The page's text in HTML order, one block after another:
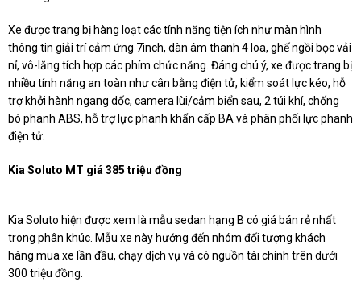
Xe được trang bị hàng loạt các tính năng tiện ích như màn hình
thông tin giải trí cảm ứng 7inch, dàn âm thanh 4 loa, ghế ngồi bọc vải
nỉ, vô-lăng tích hợp các phím chức năng. Đáng chú ý, xe được trang bị
nhiều tính năng an toàn như cân bằng điện tử, kiểm soát lực kéo, hỗ
trợ khởi hành ngang dốc, camera lùi/cảm biển sau, 2 túi khí, chống
bó phanh ABS, hỗ trợ lực phanh khẩn cấp BA và phân phối lực phanh
điện tử.
Kia Soluto MT giá 385 triệu đồng
Kia Soluto hiện được xem là mẫu sedan hạng B có giá bán rẻ nhất
trong phân khúc. Mẫu xe này hướng đến nhóm đối tượng khách
hàng mua xe lần đầu, chạy dịch vụ và có nguồn tài chính trên dưới
300 triệu đồng.